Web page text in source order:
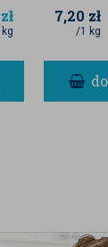
mozzarellę z
tworząc
z fetą oraz
zł 7,20 zł
/1 kg